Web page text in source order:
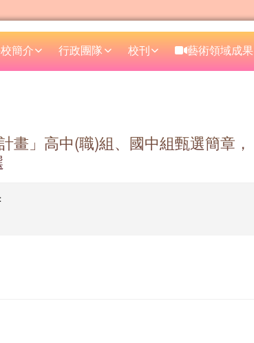
簡介 行政團隊 校刊 藝術領域成果
畫」高中(職)組、國中組甄選簡章，